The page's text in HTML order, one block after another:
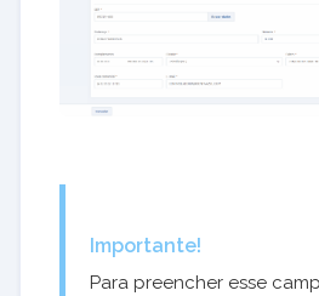
Importante!
Para preencher esse